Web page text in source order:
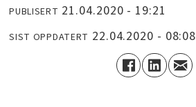
PUBLISERT 21.04.2020 - 19:21
SIST OPPDATERT 22.04.2020 - 08:08